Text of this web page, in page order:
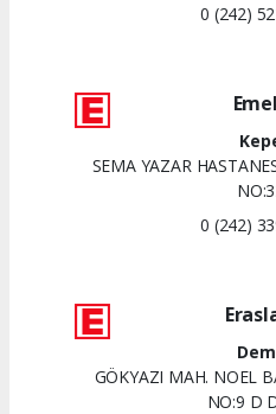
0 (242)
SEMA YAZAR
0 (242)
GÖKYAZI MAH. NOEL
NO:9 D